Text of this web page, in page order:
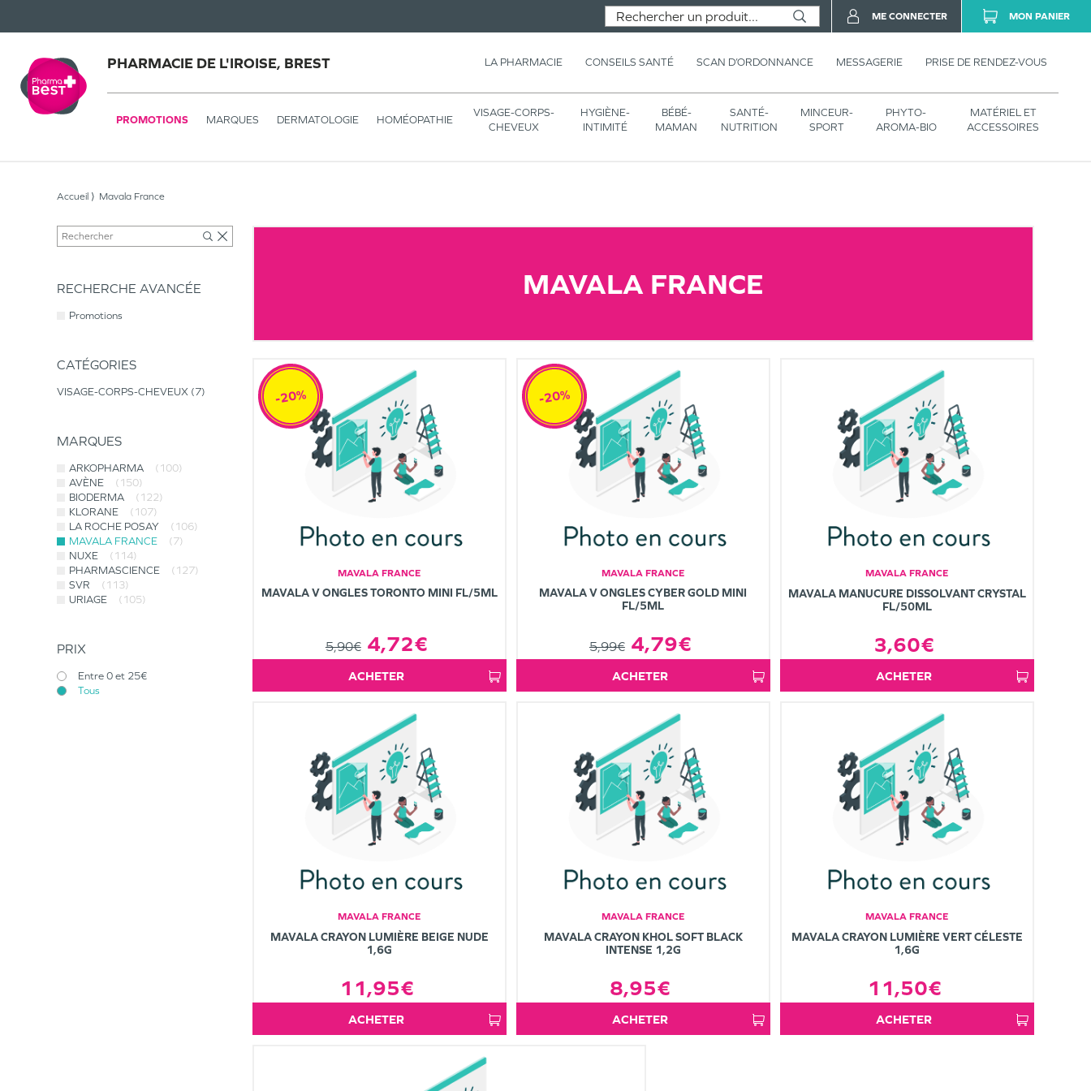
PHARMACIE DE L'IROISE, BREST LA PHARMACIE CONSEILS SANTÉ SCAN D’ORDONNANCE MESSAGERIE PRISE DE RENDEZ-VOUS
PROMOTIONS MARQUES DERMATOLOGIE HOMÉOPATHIE
VISAGE-CORPS-
CHEVEUX
HYGIÈNE-
INTIMITÉ
BÉBÉ-
MAMAN
SANTÉ-
NUTRITION
MINCEUR-
SPORT
PHYTO-
AROMA-BIO
MATÉRIEL ET
ACCESSOIRES
ME CONNECTER MON PANIER
Accueil Mavala France
RECHERCHE AVANCÉE
Promotions
CATÉGORIES
VISAGE-CORPS-CHEVEUX 7
MARQUES
ARKOPHARMA
(100)
AVÈNE
(150)
BIODERMA
(122)
KLORANE
(107)
LA ROCHE POSAY
(106)
MAVALA FRANCE
(7)
NUXE
(114)
PHARMASCIENCE
(127)
SVR
(113)
URIAGE
(105)
PRIX
Entre 0 et 25€
Tous
MAVALA FRANCE
MAVALA FRANCE
MAVALA V ONGLES TORONTO MINI FL/5ML
5,90€ 4,72€
-20%
ACHETER
MAVALA FRANCE
MAVALA V ONGLES CYBER GOLD MINI
FL/5ML
5,99€ 4,79€
-20%
ACHETER
MAVALA FRANCE
MAVALA MANUCURE DISSOLVANT CRYSTAL
FL/50ML
3,60€
ACHETER
MAVALA FRANCE
MAVALA CRAYON LUMIÈRE BEIGE NUDE
1,6G
11,95€
ACHETER
MAVALA FRANCE
MAVALA CRAYON KHOL SOFT BLACK
INTENSE 1,2G
8,95€
ACHETER
MAVALA FRANCE
MAVALA CRAYON LUMIÈRE VERT CÉLESTE
1,6G
11,50€
ACHETER